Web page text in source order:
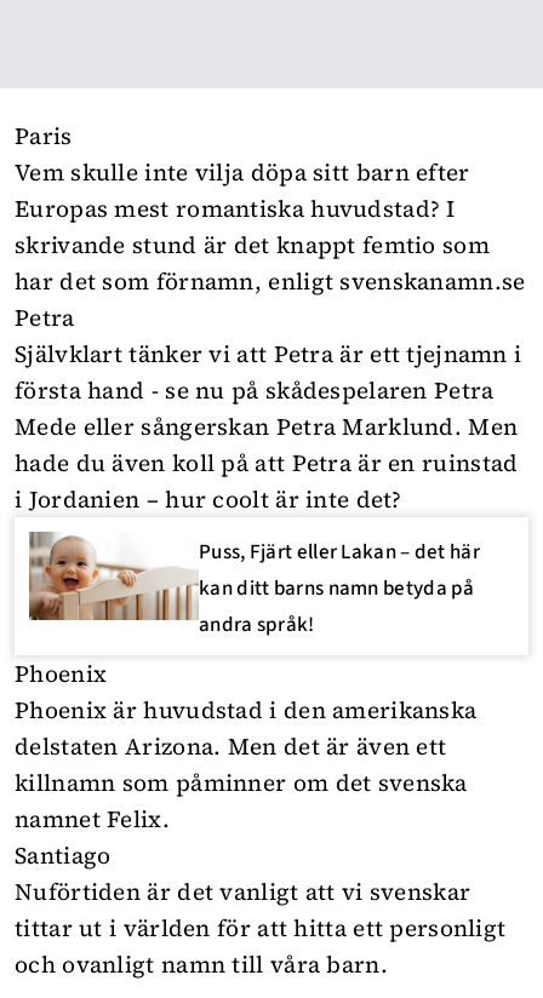
Paris
Vem skulle inte vilja döpa sitt barn efter
Europas mest romantiska huvudstad? I
skrivande stund är det knappt femtio som
har det som förnamn, enligt svenskanamn.se
Petra
Självklart tänker vi att Petra är ett tjejnamn i
första hand - se nu på skådespelaren Petra
Mede eller sångerskan Petra Marklund. Men
hade du även koll på att Petra är en ruinstad
i Jordanien – hur coolt är inte det?
Puss, Fjärt eller Lakan – det här
kan ditt barns namn betyda på
andra språk!
Phoenix
Phoenix är huvudstad i den amerikanska
delstaten Arizona. Men det är även ett
killnamn som påminner om det svenska
namnet Felix.
Santiago
Nuförtiden är det vanligt att vi svenskar
tittar ut i världen för att hitta ett personligt
och ovanligt namn till våra barn.